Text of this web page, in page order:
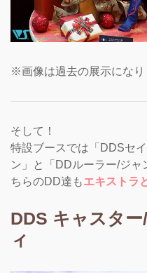
※画像は過去の展示になり
そして！
特設ブースでは「DDSセ
ン」と「DDルーラー/ジャ
ちらのDD達もエキストラ
DDS キャスタ
ィ